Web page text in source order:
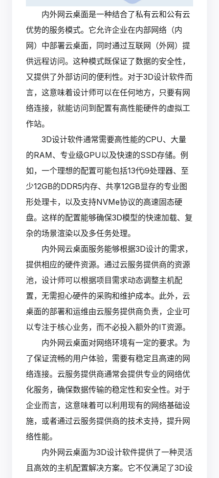
内外网云桌面是一种结合了私有云和公有云
优势的服务模式。它允许企业在内部网络（内
网）中部署云桌面，同时通过互联网（外网）提
供远程访问。这种模式既保证了数据的安全性，
又提供了外部访问的便利性。对于3D设计软件而
言，这意味着设计师可以在任何地方，只要有网
络连接，就能访问到配置有高性能硬件的虚拟工
作站。
3D设计软件通常需要高性能的CPU、大量
的RAM、专业级GPU以及快速的SSD存储。例
如，一个理想的配置可能包括13代i9处理器、至
少12GB的DDR5内存、共享12GB显存的专业图
形处理卡，以及支持NVMe协议的高速固态硬
盘。这样的配置能够确保3D模型的快速加载、复
杂的场景渲染以及多任务处理。
内外网云桌面服务能够根据3D设计的需求，
提供相应的硬件资源。通过云服务提供商的资源
池，设计师可以根据项目需求动态调整主机配
置，无需担心硬件的采购和维护成本。此外，云
桌面的部署和运维由云服务提供商负责，企业可
以专注于核心业务，而不必投入额外的IT资源。
内外网云桌面对网络环境有一定的要求。为
了保证流畅的用户体验，需要有稳定且高速的网
络连接。云服务提供商通常会提供专业的网络优
化服务，确保数据传输的稳定性和安全性。对于
企业而言，这意味着可以利用现有的网络基础设
施，或者通过云服务提供商的技术支持，提升网
络性能。
内外网云桌面为3D设计软件提供了一种灵活
且高效的主机配置解决方案。它不仅满足了3D设